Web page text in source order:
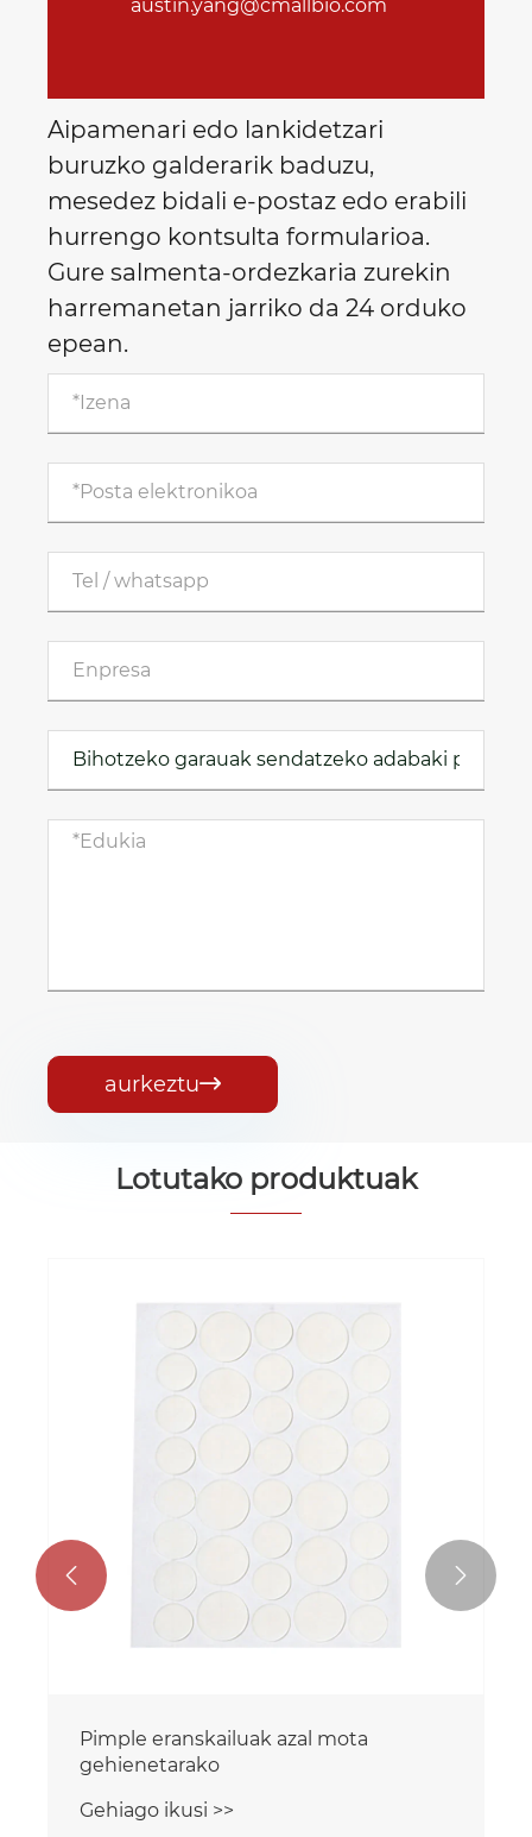
austin.yang@cmallbio.com
Aipamenari edo lankidetzari
buruzko galderarik baduzu,
mesedez bidali e-postaz edo erabili
hurrengo kontsulta formularioa.
Gure salmenta-ordezkaria zurekin
harremanetan jarriko da 24 orduko
epean.
aurkeztu
Lotutako produktuak
Pimple eranskailuak azal mota
gehienetarako
Gehiago ikusi >>
 